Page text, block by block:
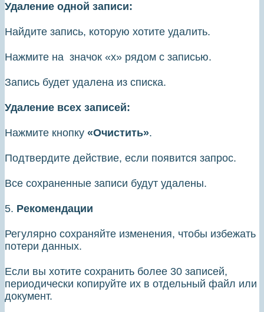
Удаление одной записи:
Найдите запись, которую хотите удалить.
Нажмите на значок «х» рядом с записью.
Запись будет удалена из списка.
Удаление всех записей:
Нажмите кнопку «Очистить».
Подтвердите действие, если появится запрос.
Все сохраненные записи будут удалены.
5. Рекомендации
Регулярно сохраняйте изменения, чтобы избежать
потери данных.
Если вы хотите сохранить более 30 записей,
периодически копируйте их в отдельный файл или
документ.